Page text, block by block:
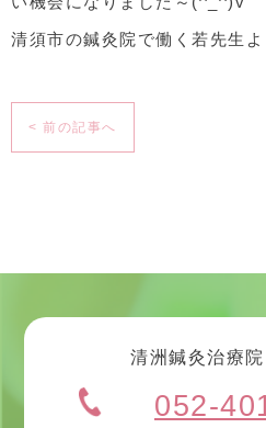
清須市の鍼灸院で働く若先生よ
< 前の記事へ
清洲鍼灸治療
052-